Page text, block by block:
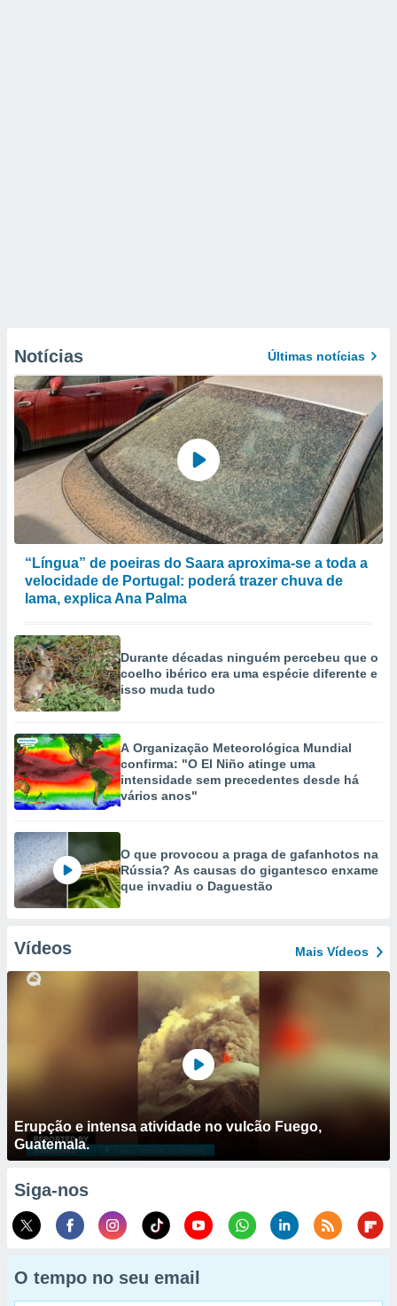
Notícias Últimas notícias
“Língua” de poeiras do Saara aproxima-se a toda a
velocidade de Portugal: poderá trazer chuva de
lama, explica Ana Palma
Durante décadas ninguém percebeu que o
coelho ibérico era uma espécie diferente e
isso muda tudo
A Organização Meteorológica Mundial
confirma: "O El Niño atinge uma
intensidade sem precedentes desde há
vários anos"
O que provocou a praga de gafanhotos na
Rússia? As causas do gigantesco enxame
que invadiu o Daguestão
Vídeos Mais Vídeos
Erupção e intensa atividade no vulcão Fuego,
Guatemala.
Siga-nos
O tempo no seu email